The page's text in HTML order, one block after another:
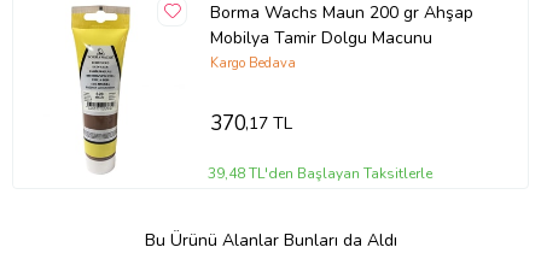
Borma Wachs Maun 200 gr Ahşap
Mobilya Tamir Dolgu Macunu
Kargo Bedava
370,17 TL
39,48 TL'den Başlayan Taksitlerle
Bu Ürünü Alanlar Bunları da Aldı